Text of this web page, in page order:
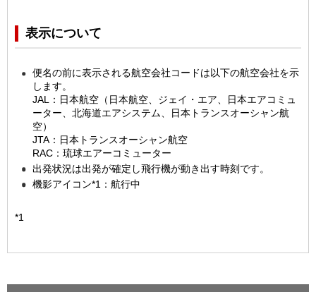
表示について
便名の前に表示される航空会社コードは以下の航空会社を示
します。
JAL：日本航空（日本航空、ジェイ・エア、日本エアコミュ
ーター、北海道エアシステム、日本トランスオーシャン航
空）
JTA：日本トランスオーシャン航空
RAC：琉球エアーコミューター
出発状況は出発が確定し飛行機が動き出す時刻です。
機影アイコン*1：航行中
*1